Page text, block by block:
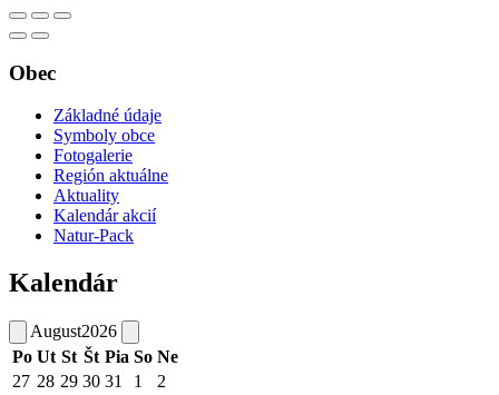
Obec
Základné údaje
Symboly obce
Fotogalerie
Región aktuálne
Aktuality
Kalendár akcií
Natur-Pack
Kalendár
August2026
Po Ut St Št Pia So Ne
27 28 29 30 31 1
2